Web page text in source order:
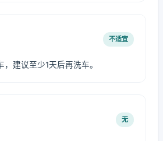
不适宜
建议至少1天后再洗车。
无